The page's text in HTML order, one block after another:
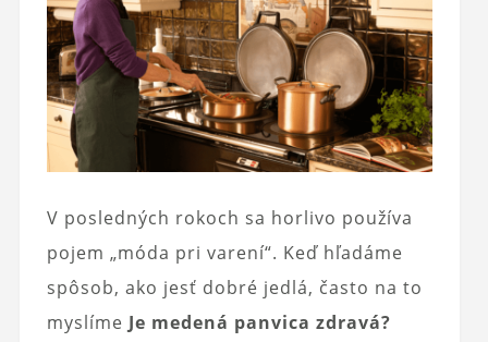
V posledných rokoch sa horlivo používa
pojem „móda pri varení“. Keď hľadáme
spôsob, ako jesť dobré jedlá, často na to
myslíme Je medená panvica zdravá?